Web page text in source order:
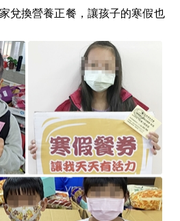
兌換營養正餐，讓孩子的寒假也